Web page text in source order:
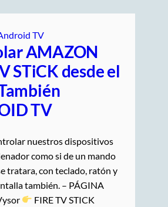
TV
AMAZON
STiCK desde el
TV
nuestros dispositivos
como si de un mando
tratara, con teclado, ratón y
también. – PÁGINA
FIRE TV STICK